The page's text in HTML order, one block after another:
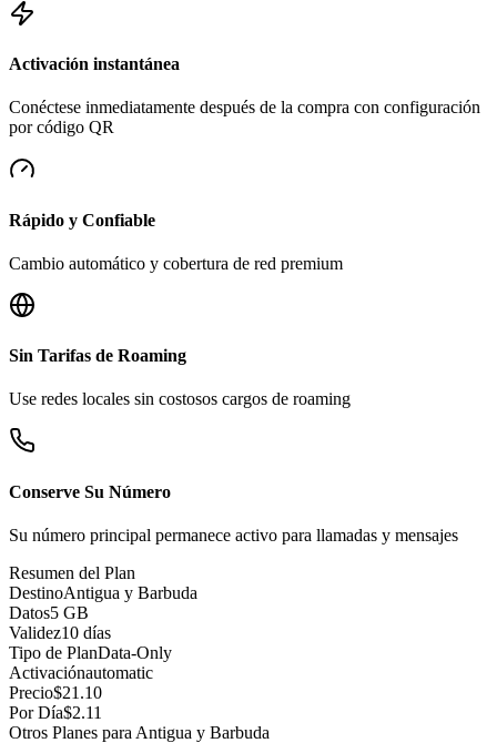
Activación instantánea
Conéctese inmediatamente después de la compra con configuración
por código QR
Rápido y Confiable
Cambio automático y cobertura de red premium
Sin Tarifas de Roaming
Use redes locales sin costosos cargos de roaming
Conserve Su Número
Su número principal permanece activo para llamadas y mensajes
Resumen del Plan
DestinoAntigua y Barbuda
Datos5 GB
Validez10 días
Tipo de PlanData-Only
Activaciónautomatic
Precio$21.10
Por Día$2.11
Otros Planes para Antigua y Barbuda